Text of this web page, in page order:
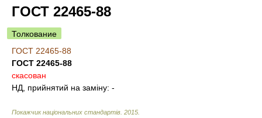
ГОСТ 22465-88
Толкование
ГОСТ 22465-88
ГОСТ 22465-88
скасован
НД, прийнятий на заміну: -
Покажчик національних стандартів 2015